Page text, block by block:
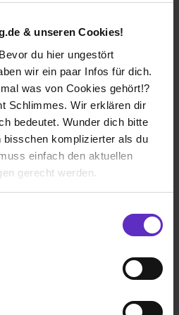
& unseren Cookies!
du hier ungestört
wir ein paar Infos für dich.
was von Cookies gehört!?
Schlimmes. Wir erklären dir
bedeutet. Wunder dich bitte
bisschen komplizierter als du
einfach den aktuellen
gerecht werden.
Einstellungen zu
um
für eine
aus?
folgt zunächst ein
Ziel es ist uns ein genaueres
und ihnen natürlich auch
Üblicherweise folgen
ein bis zwei Tage
Praktikum. Das dient dazu
Eindruck von dem
auch um sie in Aktion zu
werden jährlich bei